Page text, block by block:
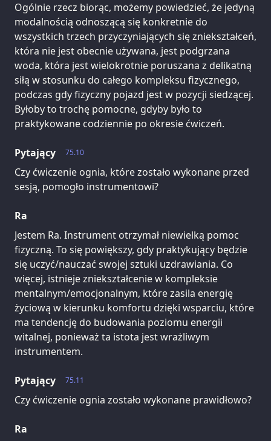
Ogólnie rzecz biorąc, możemy powiedzieć, że jedyną
modalnością odnoszącą się konkretnie do
wszystkich trzech przyczyniających się zniekształceń,
która nie jest obecnie używana, jest podgrzana
woda, która jest wielokrotnie poruszana z delikatną
siłą w stosunku do całego kompleksu fizycznego,
podczas gdy fizyczny pojazd jest w pozycji siedzącej.
Byłoby to trochę pomocne, gdyby było to
praktykowane codziennie po okresie ćwiczeń.
75.10
Pytający
Czy ćwiczenie ognia, które zostało wykonane przed
sesją, pomogło instrumentowi?
Ra
Jestem Ra. Instrument otrzymał niewielką pomoc
fizyczną. To się powiększy, gdy praktykujący będzie
się uczyć/nauczać swojej sztuki uzdrawiania. Co
więcej, istnieje zniekształcenie w kompleksie
mentalnym/emocjonalnym, które zasila energię
życiową w kierunku komfortu dzięki wsparciu, które
ma tendencję do budowania poziomu energii
witalnej, ponieważ ta istota jest wrażliwym
instrumentem.
75.11
Pytający
Czy ćwiczenie ognia zostało wykonane prawidłowo?
Ra